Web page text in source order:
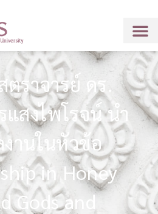
ราจารย์ ดร.
สงไพโรจน์ นำ
านในหัวข้อ
in Honey
Gods and